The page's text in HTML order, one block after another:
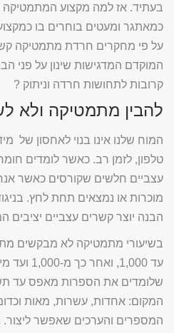
בעתיד. אז למה מקצוע המתמטיקה
כמאתגר ומעטים בוחרים בו
על פי מחקרים חרדת מתמטיקה
המוקדם המדגישות שינון על פני
קרובות לתחושות חרדה וניתוק ?
להבין מתמטיקה ולא
המוח שלנו אינו בנוי לאחסון של
טלפון, לזמן רב. כאשר לומדים
עצביים חלשים שקורסים כאשר
מוכרות או נמצאים תחת לחץ.
הבנה יוצר קשרים עצביים יציבים
עד 1,000,
שלומדים את הספרות מאפס עד
המקום: אחדות, עשרות, מאות
המספרים והערכים שאפשר